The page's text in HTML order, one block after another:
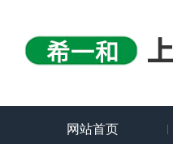
网站首页